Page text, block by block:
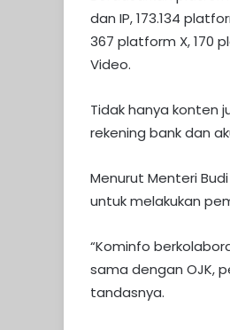
dan IP, 173.134
367 platform X, 170
Video.
Tidak hanya konten
rekening bank dan
Menurut Menteri
untuk melakukan
“Kominfo
sama dengan OJK,
tandasnya.